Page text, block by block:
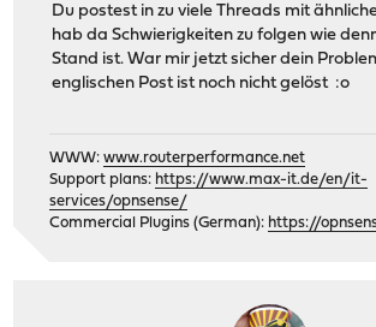
Du postest in zu viele Threads mit
hab da Schwierigkeiten zu folgen wie
Stand ist. War mir jetzt sicher dein
englischen Post ist noch nicht gelöst :o
WWW:www.routerperformance.net
Support plans: https://www.max-it.de/en/it-
services/opnsense/
Commercial Plugins (German): https://